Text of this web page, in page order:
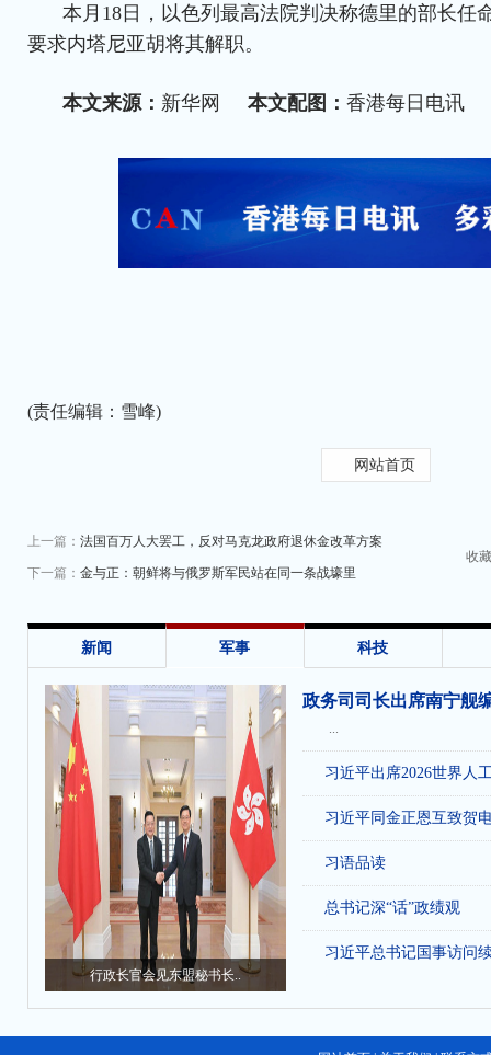
本月18日，以色列最高法院判决称德里的部长任
要求内塔尼亚胡将其解职。
本文来源： 新华网 本文配图： 香港每日电讯
(责任编辑：雪峰)
网站首页
上一篇： 法国百万人大罢工，反对马克龙政府退休金改革方案
下一篇： 金与正：朝鲜将与俄罗斯军民站在同一条战壕里
收
新闻 军事 科技
行政长官会见东盟秘书长..
政务司司长出席南宁舰
...
习近平出席2026世界人
习近平同金正恩互致贺
习语品读
总书记深“话”政绩观
习近平总书记国事访问